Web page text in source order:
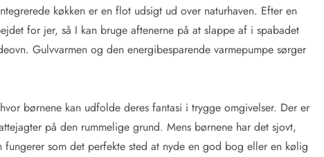
køkken er en flot udsigt ud over naturhaven. Efter en
for jer, så I kan bruge aftenerne på at slappe af i spabadet
Gulvvarmen og den energibesparende varmepumpe sørger
børnene kan udfolde deres fantasi i trygge omgivelser. Der er
på den rummelige grund. Mens børnene har det sjovt,
som det perfekte sted at nyde en god bog eller en kølig